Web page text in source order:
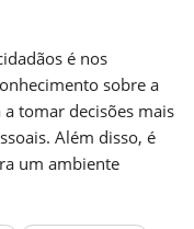
é nos
sobre a
tomar decisões mais
Além disso, é
um ambiente